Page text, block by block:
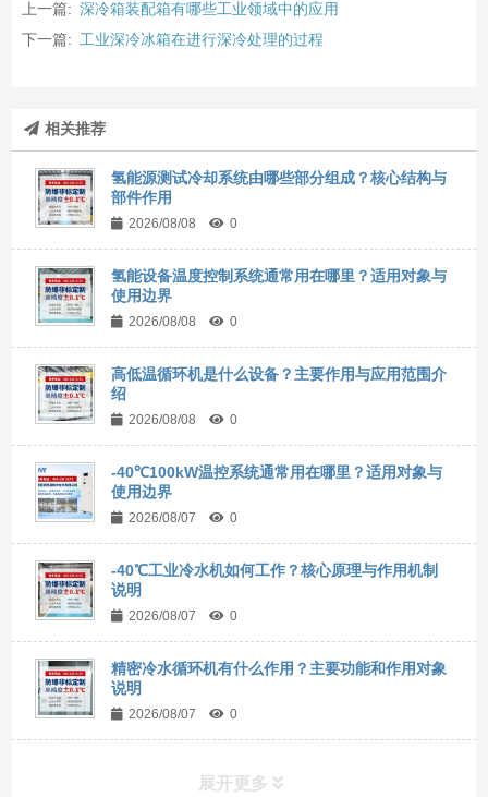
上一篇: 深冷箱装配箱有哪些工业领域中的应用
下一篇: 工业深冷冰箱在进行深冷处理的过程
相关推荐
氢能源测试冷却系统由哪些部分组成？核心结构与
部件作用
2026/08/08 0
氢能设备温度控制系统通常用在哪里？适用对象与
使用边界
2026/08/08 0
高低温循环机是什么设备？主要作用与应用范围介
绍
2026/08/08 0
-40℃100kW温控系统通常用在哪里？适用对象与
使用边界
2026/08/07 0
-40℃工业冷水机如何工作？核心原理与作用机制
说明
2026/08/07 0
精密冷水循环机有什么作用？主要功能和作用对象
说明
2026/08/07 0
展开更多